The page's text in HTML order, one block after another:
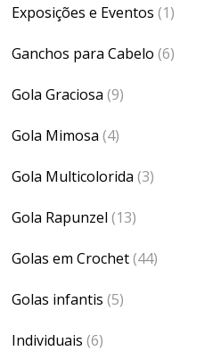
Exposições e Eventos (1)
Ganchos para Cabelo (6)
Gola Graciosa (9)
Gola Mimosa (4)
Gola Multicolorida (3)
Gola Rapunzel (13)
Golas em Crochet(44)
Golas infantis (5)
Individuais (6)